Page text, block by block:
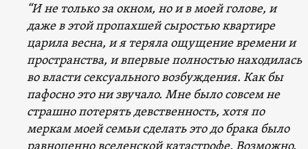
“И не только за окном, но и в моей голове, и
даже в этой пропахшей сыростью квартире
царила весна, и я теряла ощущение времени и
пространства, и впервые полностью находилась
во власти сексуального возбуждения. Как бы
пафосно это ни звучало. Мне было совсем не
страшно потерять девственность, хотя по
меркам моей семьи сделать это до брака было